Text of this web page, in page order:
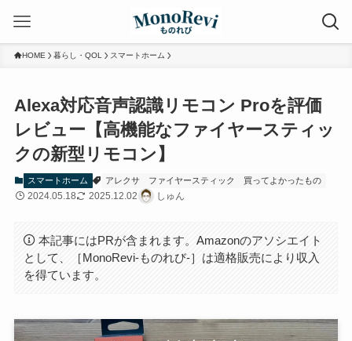
HOME 暮らし・QOL スマートホーム
Alexa対応音声認識リモコン Proを評価
レビュー【高機能なファイヤースティッ
クの新型リモコン】
スマートホーム アレクサ ファイヤースティック 買ってよかったもの
2024.05.18 2025.12.02 しゅん
本記事にはPRが含まれます。Amazonのアソシエイト
として、［MonoRevi-ものれび-］は適格販売により収入
を得ています。